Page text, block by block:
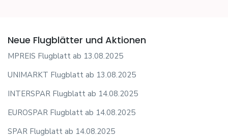
Neue Flugblätter und Aktionen
MPREIS Flugblatt ab 13.08.2025
UNIMARKT Flugblatt ab 13.08.2025
INTERSPAR Flugblatt ab 14.08.2025
EUROSPAR Flugblatt ab 14.08.2025
SPAR Flugblatt ab 14.08.2025